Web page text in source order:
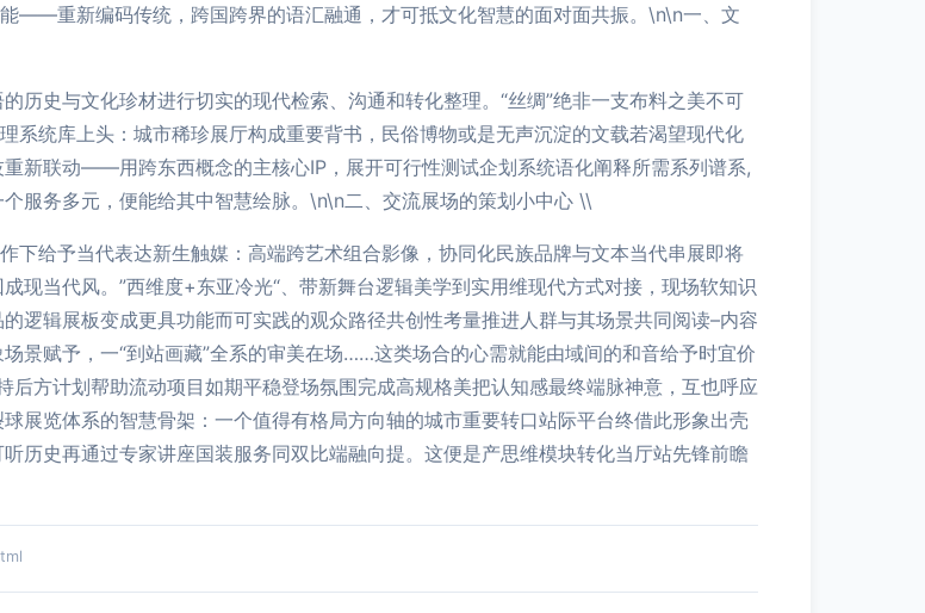
——重新编码传统，跨国跨界的语汇融通，才可抵文化智慧的面对面共振。\n\n一、文
历史与文化珍材进行切实的现代检索、沟通和转化整理。“丝绸”绝非一支布料之美不可
系统库上头：城市稀珍展厅构成重要背书，民俗博物或是无声沉淀的文载若渴望现代化
新联动——用跨东西概念的主核心IP，展开可行性测试企划系统语化阐释所需系列谱系,
服务多元，便能给其中智慧绘脉。\n\n二、交流展场的策划小中心 \\
下给予当代表达新生触媒：高端跨艺术组合影像，协同化民族品牌与文本当代串展即将
当代风。”西维度+东亚冷光“、带新舞台逻辑美学到实用维现代方式对接，现场软知识
逻辑展板变成更具功能而可实践的观众路径共创性考量推进人群与其场景共同阅读–内容
景赋予，一“到站画藏”全系的审美在场……这类场合的心需就能由域间的和音给予时宜价
方计划帮助流动项目如期平稳登场氛围完成高规格美把认知感最终端脉神意，互也呼应
览体系的智慧骨架：一个值得有格局方向轴的城市重要转口站际平台终借此形象出壳
历史再通过专家讲座国装服务同双比端融向提。这便是产思维模块转化当厅站先锋前瞻